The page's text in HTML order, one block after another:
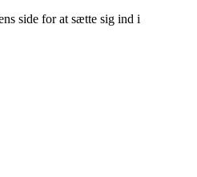
side for at sætte sig ind i